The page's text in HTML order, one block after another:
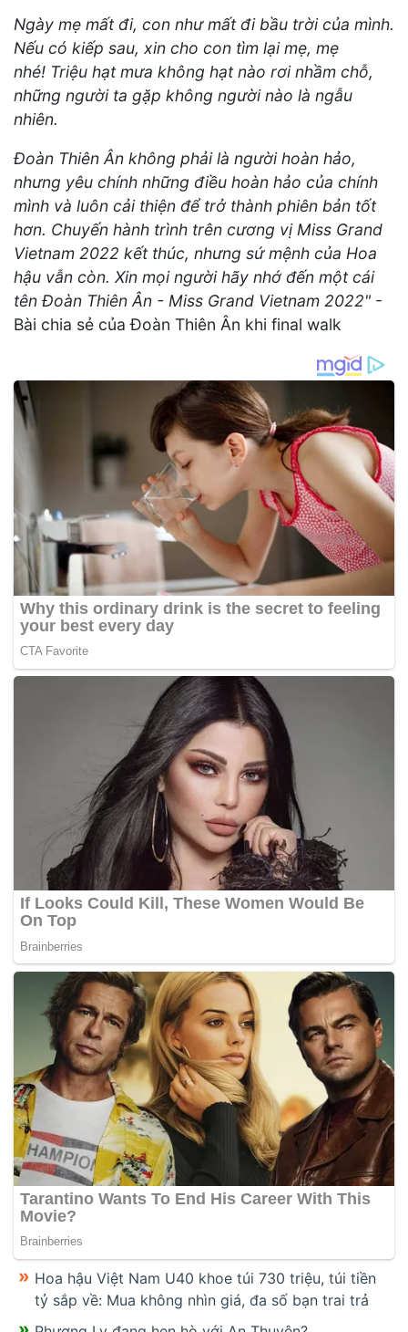
Ngày mẹ mất đi, con như mất đi bầu trời của mình.
Nếu có kiếp sau, xin cho con tìm lại mẹ, mẹ
nhé! Triệu hạt mưa không hạt nào rơi nhầm chỗ,
những người ta gặp không người nào là ngẫu
nhiên.
Đoàn Thiên Ân không phải là người hoàn hảo,
nhưng yêu chính những điều hoàn hảo của chính
mình và luôn cải thiện để trở thành phiên bản tốt
hơn. Chuyến hành trình trên cương vị Miss Grand
Vietnam 2022 kết thúc, nhưng sứ mệnh của Hoa
hậu vẫn còn. Xin mọi người hãy nhớ đến một cái
tên Đoàn Thiên Ân - Miss Grand Vietnam 2022" -
Bài chia sẻ của Đoàn Thiên Ân khi final walk
Hoa hậu Việt Nam U40 khoe túi 730 triệu, túi tiền
tỷ sắp về: Mua không nhìn giá, đa số bạn trai trả